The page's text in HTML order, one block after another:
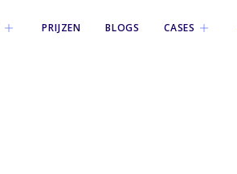
PRIJZEN BLOGS CASES